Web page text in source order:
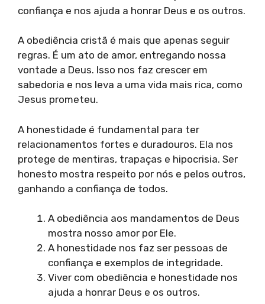
confiança e nos ajuda a honrar Deus e os outros.
A obediência cristã é mais que apenas seguir
regras. É um ato de amor, entregando nossa
vontade a Deus. Isso nos faz crescer em
sabedoria e nos leva a uma vida mais rica, como
Jesus prometeu.
A honestidade é fundamental para ter
relacionamentos fortes e duradouros. Ela nos
protege de mentiras, trapaças e hipocrisia. Ser
honesto mostra respeito por nós e pelos outros,
ganhando a confiança de todos.
A obediência aos mandamentos de Deus
mostra nosso amor por Ele.
A honestidade nos faz ser pessoas de
confiança e exemplos de integridade.
Viver com obediência e honestidade nos
ajuda a honrar Deus e os outros.